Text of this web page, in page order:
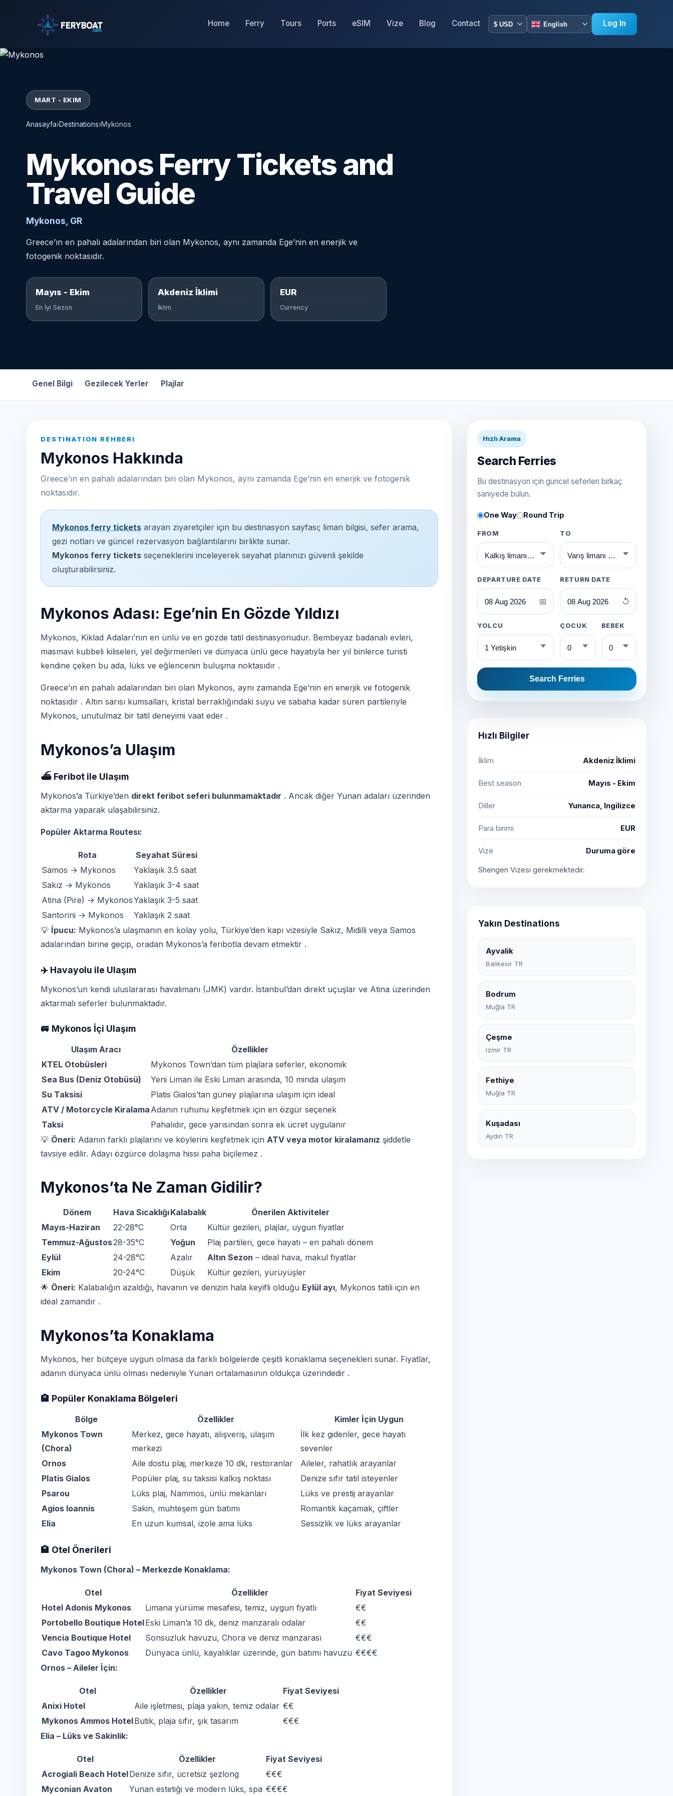
Home Ferry Tours Ports eSIM Vize Blog Contact Log In
MART - EKIM
Anasayfa›Destinations›Mykonos
Mykonos Ferry Tickets and
Travel Guide
Mykonos, GR
Greece’ın en pahalı adalarından biri olan Mykonos, aynı zamanda Ege’nin en enerjik ve
fotogenik noktasıdır.
Mayıs - Ekim
En İyi Sezon
Akdeniz İklimi
İklim
EUR
Currency
Genel Bilgi Gezilecek Yerler Plajlar
DESTINATION REHBERI
Mykonos Hakkında
Greece’ın en pahalı adalarından biri olan Mykonos, aynı zamanda Ege’nin en enerjik ve fotogenik
noktasıdır.
Mykonos ferry tickets arayan ziyaretçiler için bu destinasyon sayfası; liman bilgisi, sefer arama,
gezi notları ve güncel rezervasyon bağlantılarını birlikte sunar.
Mykonos ferry tickets seçeneklerini inceleyerek seyahat planınızı güvenli şekilde
oluşturabilirsiniz.
Mykonos Adası: Ege’nin En Gözde Yıldızı
Mykonos, Kiklad Adaları’nın en ünlü ve en gözde tatil destinasyonudur. Bembeyaz badanalı evleri,
masmavi kubbeli kiliseleri, yel değirmenleri ve dünyaca ünlü gece hayatıyla her yıl binlerce turisti
kendine çeken bu ada, lüks ve eğlencenin buluşma noktasıdır .
Greece’ın en pahalı adalarından biri olan Mykonos, aynı zamanda Ege’nin en enerjik ve fotogenik
noktasıdır . Altın sarısı kumsalları, kristal berraklığındaki suyu ve sabaha kadar süren partileriyle
Mykonos, unutulmaz bir tatil deneyimi vaat eder .
Mykonos’a Ulaşım
⛴️ Feribot ile Ulaşım
Mykonos’a Türkiye’den direkt feribot seferi bulunmamaktadır . Ancak diğer Yunan adaları üzerinden
aktarma yaparak ulaşabilirsiniz.
Popüler Aktarma Routesı:
Rota
Seyahat Süresi
Samos → Mykonos
Yaklaşık 3.5 saat
Sakız → Mykonos
Yaklaşık 3-4 saat
Atina (Pire) → MykonosYaklaşık 3-5 saat
Santorini → Mykonos
Yaklaşık 2 saat
💡 İpucu: Mykonos’a ulaşmanın en kolay yolu, Türkiye’den kapı vizesiyle Sakız, Midilli veya Samos
adalarından birine geçip, oradan Mykonos’a feribotla devam etmektir .
✈️ Havayolu ile Ulaşım
Mykonos’un kendi uluslararası havalimanı (JMK) vardır. İstanbul’dan direkt uçuşlar ve Atina üzerinden
aktarmalı seferler bulunmaktadır.
🚐 Mykonos İçi Ulaşım
Ulaşım Aracı
Özellikler
KTEL Otobüsleri
Mykonos Town’dan tüm plajlara seferler, ekonomik
Sea Bus (Deniz Otobüsü)
Yeni Liman ile Eski Liman arasında, 10 minda ulaşım
Su Taksisi
Platis Gialos’tan güney plajlarına ulaşım için ideal
ATV / Motorcycle Kiralama Adanın ruhunu keşfetmek için en özgür seçenek
Taksi
Pahalıdır, gece yarısından sonra ek ücret uygulanır
💡 Öneri: Adanın farklı plajlarını ve köylerini keşfetmek için ATV veya motor kiralamanız şiddetle
tavsiye edilir. Adayı özgürce dolaşma hissi paha biçilemez .
Mykonos’ta Ne Zaman Gidilir?
Dönem Hava SıcaklığıKalabalık
Önerilen Aktiviteler
Mayıs-Haziran
22-28°C Orta
Kültür gezileri, plajlar, uygun fiyatlar
Temmuz-Ağustos28-35°C Yoğun
Plaj partileri, gece hayatı – en pahalı dönem
Eylül
24-28°C Azalır Altın Sezon – ideal hava, makul fiyatlar
Ekim
20-24°C Düşük
Kültür gezileri, yürüyüşler
🌟 Öneri: Kalabalığın azaldığı, havanın ve denizin hala keyifli olduğu Eylül ayı, Mykonos tatili için en
ideal zamandır .
Mykonos’ta Konaklama
Mykonos, her bütçeye uygun olmasa da farklı bölgelerde çeşitli konaklama seçenekleri sunar. Fiyatlar,
adanın dünyaca ünlü olması nedeniyle Yunan ortalamasının oldukça üzerindedir .
🏨 Popüler Konaklama Bölgeleri
Bölge Özellikler
Kimler İçin Uygun
Mykonos Town
(Chora)
Merkez, gece hayatı, alışveriş, ulaşım
merkezi
İlk kez gidenler, gece hayatı
sevenler
Ornos
Aile dostu plaj, merkeze 10 dk, restoranlar
Aileler, rahatlık arayanlar
Platis Gialos
Popüler plaj, su taksisi kalkış noktası
Denize sıfır tatil isteyenler
Psarou
Lüks plaj, Nammos, ünlü mekanları
Lüks ve prestij arayanlar
Agios Ioannis
Sakin, muhteşem gün batımı
Romantik kaçamak, çiftler
Elia
En uzun kumsal, izole ama lüks Sessizlik ve lüks arayanlar
🏩 Otel Önerileri
Mykonos Town (Chora) – Merkezde Konaklama:
Otel Özellikler
Fiyat Seviyesi
Hotel Adonis Mykonos
Limana yürüme mesafesi, temiz, uygun fiyatlı
€€
Portobello Boutique HotelEski Liman’a 10 dk, deniz manzaralı odalar
€€
Vencia Boutique Hotel
Sonsuzluk havuzu, Chora ve deniz manzarası
€€€
Cavo Tagoo Mykonos
Dünyaca ünlü, kayalıklar üzerinde, gün batımı havuzu €€€€
Ornos – Aileler İçin:
Otel Özellikler
Fiyat Seviyesi
Anixi Hotel
Aile işletmesi, plaja yakın, temiz odalar €€
Mykonos Ammos HotelButik, plaja sıfır, şık tasarım
€€€
Elia – Lüks ve Sakinlik:
Otel Özellikler
Fiyat Seviyesi
Acrogiali Beach HotelDenize sıfır, ücretsiz şezlong
€€€
Myconian Avaton
Yunan estetiği ve modern lüks, spa €€€€
Hızlı Arama
Search Ferries
Bu destinasyon için güncel seferleri birkaç
saniyede bulun.
One Way Round Trip
FROM TO
DEPARTURE DATE
📅
RETURN DATE
↺
YOLCU ÇOCUK BEBEK
Search Ferries
Hızlı Bilgiler
İklim Akdeniz İklimi
Best season Mayıs - Ekim
Diller Yunanca, Ingilizce
Para birimi EUR
Vize Duruma göre
Shengen Vizesi gerekmektedir.
Yakın Destinations
Ayvalik
Balıkesir TR
Bodrum
Muğla TR
Çeşme
Izmir TR
Fethiye
Muğla TR
Kuşadası
Aydın TR